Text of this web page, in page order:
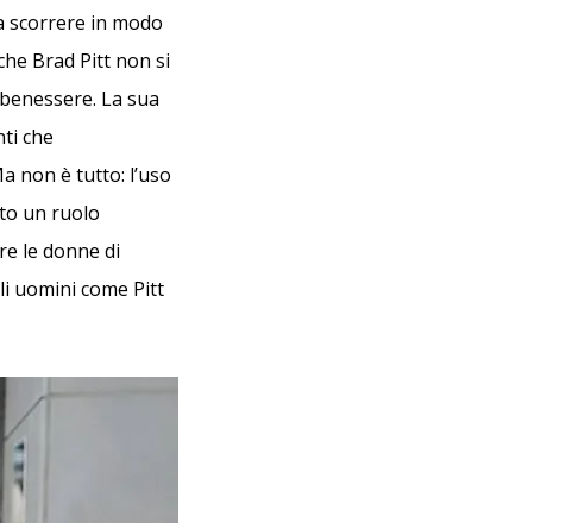
scorrere in modo
Brad Pitt non si
La sua
che
non è tutto: l’uso
un ruolo
le donne di
uomini come Pitt